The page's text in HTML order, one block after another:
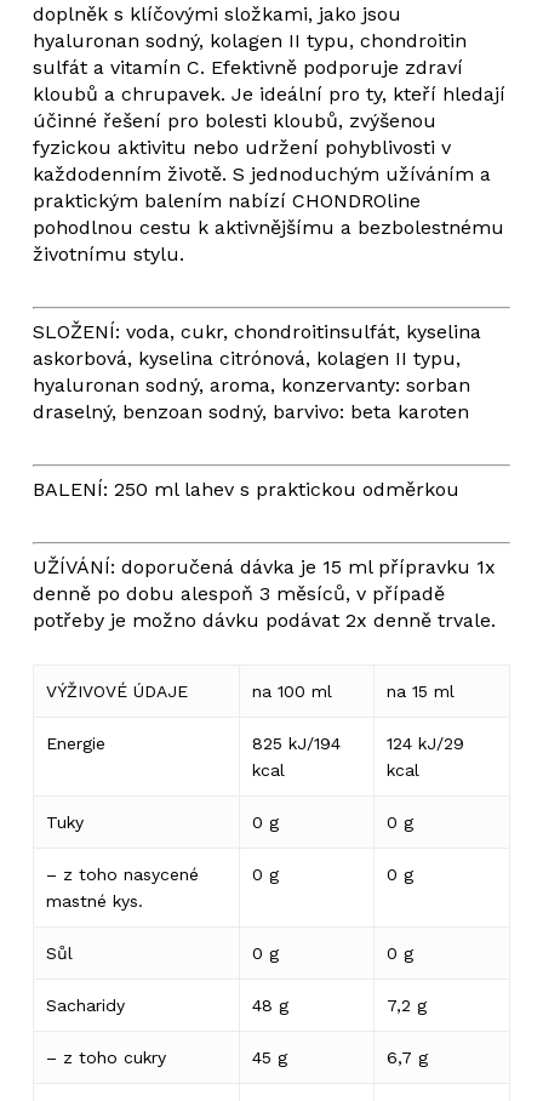
doplněk s klíčovými složkami, jako jsou
hyaluronan sodný, kolagen II typu, chondroitin
sulfát a vitamín C. Efektivně podporuje zdraví
kloubů a chrupavek. Je ideální pro ty, kteří hledají
účinné řešení pro bolesti kloubů, zvýšenou
fyzickou aktivitu nebo udržení pohyblivosti v
každodenním životě. S jednoduchým užíváním a
praktickým balením nabízí CHONDROline
pohodlnou cestu k aktivnějšímu a bezbolestnému
životnímu stylu.
SLOŽENÍ: voda, cukr, chondroitinsulfát, kyselina
askorbová, kyselina citrónová, kolagen II typu,
hyaluronan sodný, aroma, konzervanty: sorban
draselný, benzoan sodný, barvivo: beta karoten
BALENÍ: 250 ml lahev s praktickou odměrkou
UŽÍVÁNÍ: doporučená dávka je 15 ml přípravku 1x
denně po dobu alespoň 3 měsíců, v případě
potřeby je možno dávku podávat 2x denně trvale.
VÝŽIVOVÉ ÚDAJE na 100 ml na 15 ml
Energie
825 kJ/194
kcal
124 kJ/29
kcal
Tuky 0 g 0 g
– z toho nasycené
mastné kys.
0 g 0 g
Sůl 0 g 0 g
Sacharidy 48 g 7,2 g
– z toho cukry 45 g 6,7 g